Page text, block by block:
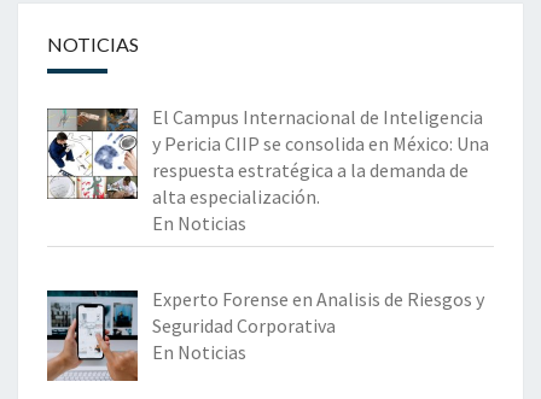
NOTICIAS
El Campus Internacional de Inteligencia
y Pericia CIIP se consolida en México: Una
respuesta estratégica a la demanda de
alta especialización.
En Noticias
Experto Forense en Analisis de Riesgos y
Seguridad Corporativa
En Noticias